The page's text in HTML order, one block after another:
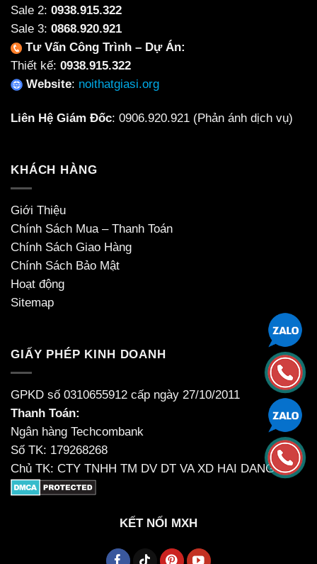
Sale 2: 0938.915.322
Sale 3: 0868.920.921
Tư Vấn Công Trình – Dự Án:
Thiết kế: 0938.915.322
Website: noithatgiasi.org
Liên Hệ Giám Đốc: 0906.920.921 (Phản ánh dịch vụ)
KHÁCH HÀNG
Giới Thiệu
Chính Sách Mua – Thanh Toán
Chính Sách Giao Hàng
Chính Sách Bảo Mật
Hoạt động
Sitemap
GIẤY PHÉP KINH DOANH
GPKD số 0310655912 cấp ngày 27/10/2011
Thanh Toán:
Ngân hàng Techcombank
Số TK: 179268268
Chủ TK: CTY TNHH TM DV DT VA XD HAI DANG
KẾT NỐI MXH